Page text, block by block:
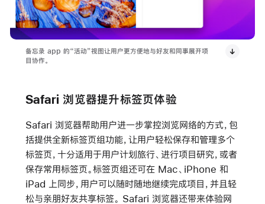
备忘录 app 的“活动”视图让用户更方便地与好友和同事展开项
目协作。
Safari 浏览器提升标签页体验
Safari 浏览器帮助用户进一步掌控浏览网络的方式，包
括提供全新标签页组功能，让用户轻松保存和管理多个
标签页，十分适用于用户计划旅行、进行项目研究，或者
保存常用标签页。标签页组还可在 Mac、iPhone 和
iPad 上同步，用户可以随时随地继续完成项目，并且轻
松与亲朋好友共享标签。 Safari 浏览器还带来体验网